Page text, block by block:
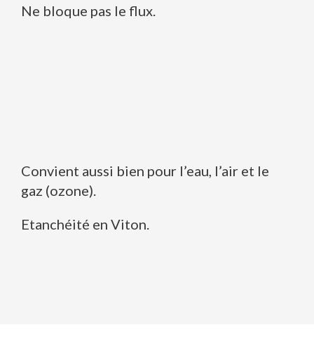
Ne bloque pas le flux.
Convient aussi bien pour l’eau, l’air et le
gaz (ozone).
Etanchéité en Viton.